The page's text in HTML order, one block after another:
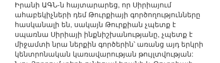
Իրանի ԱԳՆ-ն հայտարարեց, որ Սիրիայում
ահաբեկիչների դեմ Թուրքիայի գործողությունները
հասկանալի են, սակայն Թուրքիան չպետք է
սպառնա Սիրիայի ինքնիշխանությանը, չպետք է
միջամտի նրա ներքին գործերին՝ առանց այդ երկրի
կենտրոնական կառավարության թույլտվության: